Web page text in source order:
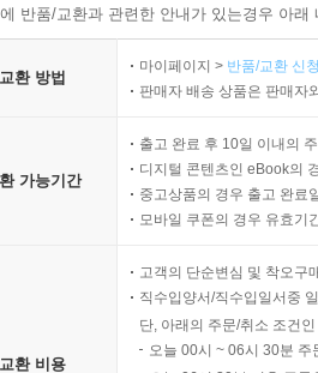
반품/교환과 관련한 안내가 있는경우 아
환 방법
마이페이지 > 반품/교환 신
판매자 배송 상품은 판매자
가능기간
출고 완료 후 10일 이내의
디지털 콘텐츠인 eBook의
중고상품의 경우 출고 완료
모바일 쿠폰의 경우 유효기
환 비용
고객의 단순변심 및 착오구
직수입양서/직수입일서중
단, 아래의 주문/취소 조건
오늘 00시 ~ 06시 30분